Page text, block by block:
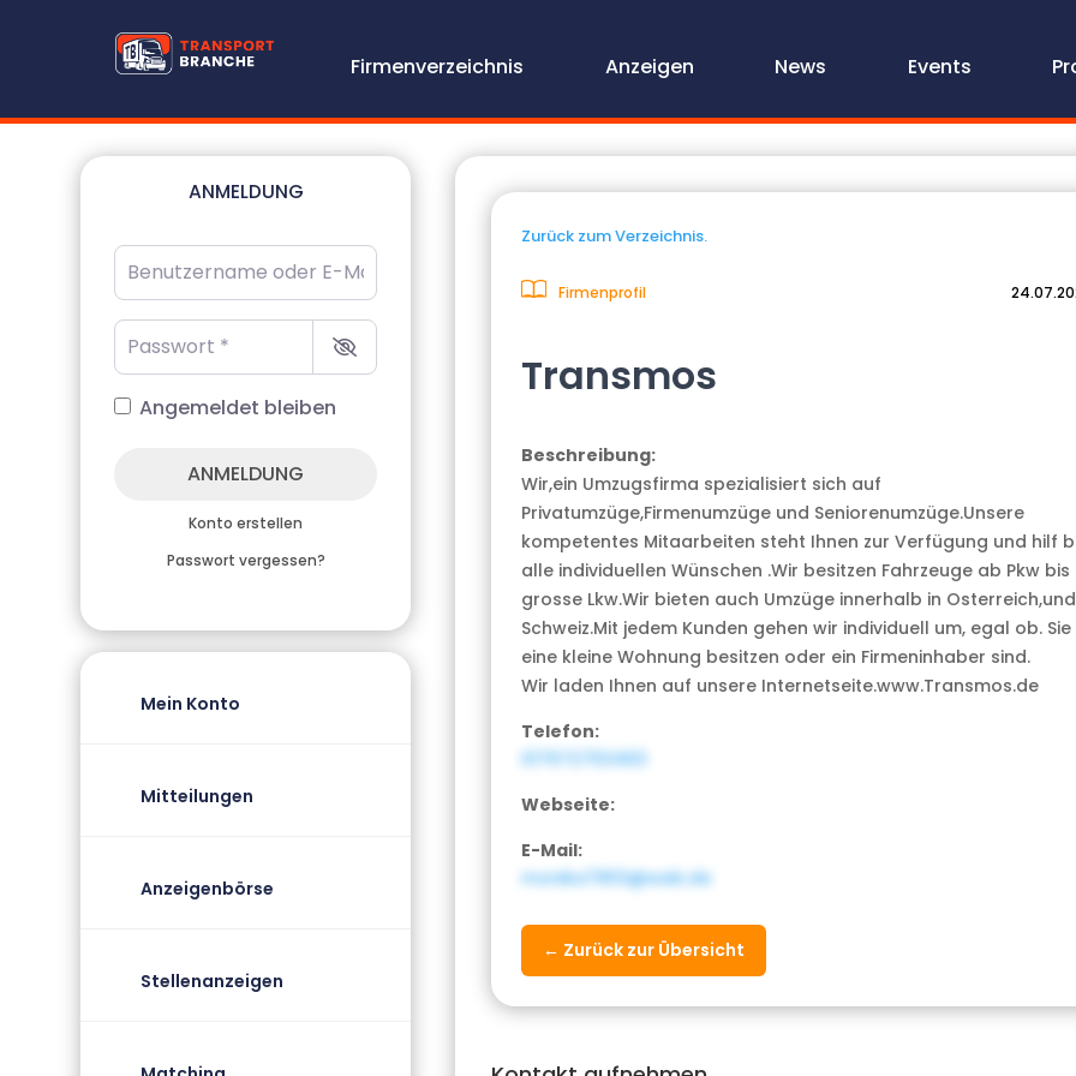
Firmenverzeichnis Anzeigen News Events
ANMELDUNG
Benutzername oder E-Mail-Adresse
Passwort
Angemeldet bleiben
ANMELDUNG
Konto erstellen
Passwort vergessen?
Mein Konto
Mitteilungen
Anzeigenbörse
Stellenanzeigen
Zurück zum Verzeichnis.
Firmenprofil
Transmos
Beschreibung:
Wir,ein Umzugsfirma spezialisiert sich auf
Privatumzüge,Firmenumzüge und Seniorenumzüge.Unsere
kompetentes Mitaarbeiten steht Ihnen zur Verfügung und hilf
alle individuellen Wünschen .Wir besitzen Fahrzeuge ab Pkw bis
grosse Lkw.Wir bieten auch Umzüge innerhalb in Osterreich,und
Schweiz.Mit jedem Kunden gehen wir individuell um, egal ob. Sie
eine kleine Wohnung besitzen oder ein Firmeninhaber sind.
Wir laden Ihnen auf unsere Internetseite.www.Transmos.de
Telefon:
017672753463
Webseite:
E-Mail:
monika7803@web.de
← Zurück zur Übersicht